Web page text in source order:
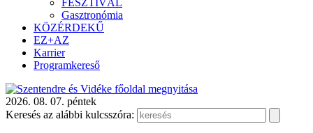
FESZTIVÁL
Gasztronómia
KÖZÉRDEKŰ
EZ+AZ
Karrier
Programkereső
2026. 08. 07. péntek
Keresés az alábbi kulcsszóra: